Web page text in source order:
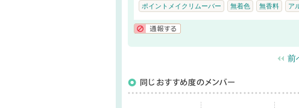
ポイントメイクリムーバー 無着色 無香料 ア
前